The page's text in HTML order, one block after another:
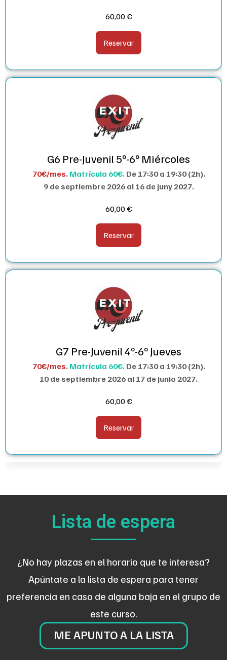
60,00€
Reservar
G6 Pre-Juvenil 5º-6º Miércoles
70€/mes. Matrícula 60€. De 17:30 a 19:30 (2h).
9 de septiembre 2026 al 16 de juny 2027.
60,00€
Reservar
G7 Pre-Juvenil 4º-6º Jueves
70€/mes. Matrícula 60€. De 17:30 a 19:30 (2h).
10 de septiembre 2026 al 17 de junio 2027.
60,00€
Reservar
Lista de espera
¿No hay plazas en el horario que te interesa?
Apúntate a la lista de espera para tener
preferencia en caso de alguna baja en el grupo de
este curso.
ME APUNTO A LA LISTA